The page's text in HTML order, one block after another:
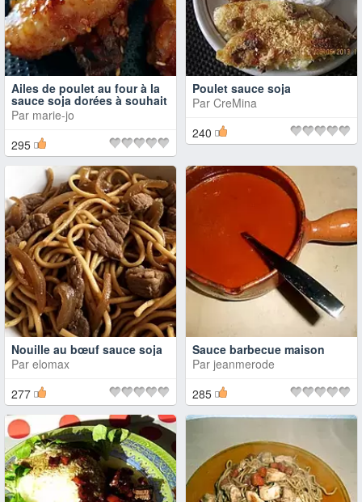
Ailes de poulet au four à la
sauce soja dorées à souhait
Par marie-jo
295
Poulet sauce soja
Par CreMina
240
Nouille au bœuf sauce soja
Par elomax
277
Sauce barbecue maison
Par jeanmerode
285